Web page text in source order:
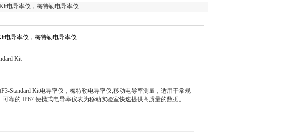
电导率仪，梅特勒电导率仪
电导率仪，梅特勒电导率仪
Kit
Standard Kit电导率仪，梅特勒电导率仪,移动电导率测量，适用于常规
可靠的 IP67 便携式电导率仪表为移动实验室快速提供高质量的数据。